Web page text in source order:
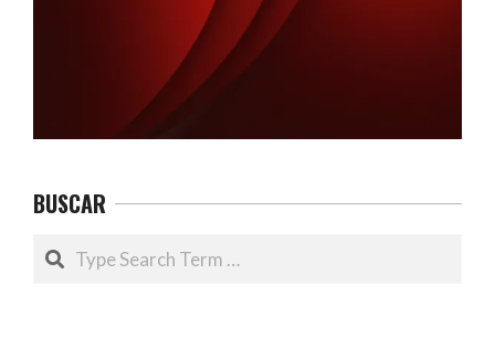
BUSCAR
Search